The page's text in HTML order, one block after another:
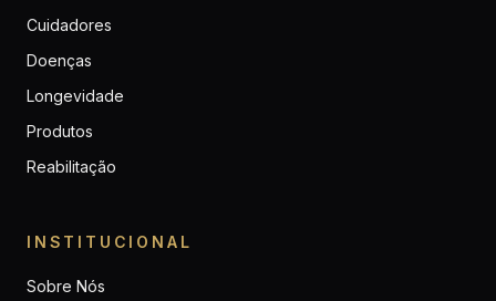
Cuidadores
Doenças
Longevidade
Produtos
Reabilitação
INSTITUCIONAL
Sobre Nós